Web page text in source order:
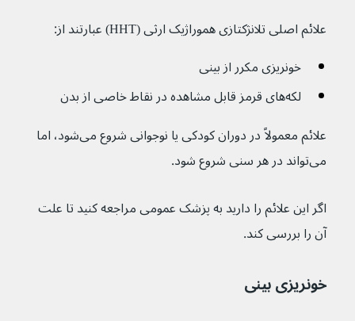
علائم اصلی تلانژکتازی هموراژیک ارثی (HHT) عبارتند از:
خونریزی مکرر از بینی
لکه‌های قرمز قابل مشاهده در نقاط خاصی از بدن
علائم معمولاً در دوران کودکی یا نوجوانی شروع می‌شود، اما
می‌تواند در هر سنی شروع شود.
اگر این علائم را دارید به پزشک عمومی مراجعه کنید تا علت
آن را بررسی کند.
خونریزی بینی